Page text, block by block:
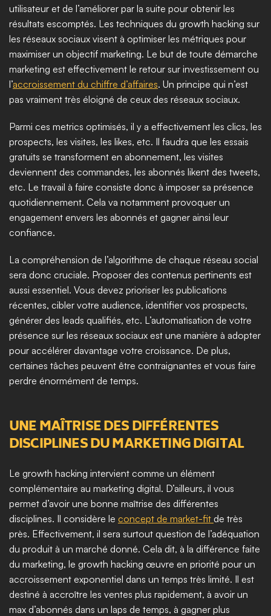
utilisateur et de l’améliorer par la suite pour obtenir les
résultats escomptés. Les techniques du growth hacking sur
les réseaux sociaux visent à optimiser les métriques pour
maximiser un objectif marketing. Le but de toute démarche
marketing est effectivement le retour sur investissement ou
l’accroissement du chiffre d’affaires. Un principe qui n’est
pas vraiment très éloigné de ceux des réseaux sociaux.
Parmi ces metrics optimisés, il y a effectivement les clics, les
prospects, les visites, les likes, etc. Il faudra que les essais
gratuits se transforment en abonnement, les visites
deviennent des commandes, les abonnés likent des tweets,
etc. Le travail à faire consiste donc à imposer sa présence
quotidiennement. Cela va notamment provoquer un
engagement envers les abonnés et gagner ainsi leur
confiance.
La compréhension de l’algorithme de chaque réseau social
sera donc cruciale. Proposer des contenus pertinents est
aussi essentiel. Vous devez prioriser les publications
récentes, cibler votre audience, identifier vos prospects,
générer des leads qualifiés, etc. L’automatisation de votre
présence sur les réseaux sociaux est une manière à adopter
pour accélérer davantage votre croissance. De plus,
certaines tâches peuvent être contraignantes et vous faire
perdre énormément de temps.
UNE MAÎTRISE DES DIFFÉRENTES
DISCIPLINES DU MARKETING DIGITAL
Le growth hacking intervient comme un élément
complémentaire au marketing digital. D’ailleurs, il vous
permet d’avoir une bonne maîtrise des différentes
disciplines. Il considère le concept de market-fit de très
près. Effectivement, il sera surtout question de l’adéquation
du produit à un marché donné. Cela dit, à la différence faite
du marketing, le growth hacking œuvre en priorité pour un
accroissement exponentiel dans un temps très limité. Il est
destiné à accroître les ventes plus rapidement, à avoir un
max d’abonnés dans un laps de temps, à gagner plus